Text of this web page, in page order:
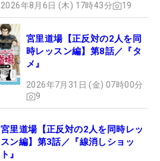
2026年8月6日 (木) 17時43分 19
宮里道場【正反対の2人を同
時レッスン編】第8話／『タ
メ』
2026年7月31日 (金) 07時00分
9
宮里道場【正反対の2人を同時レッ
スン編】第3話／『線消しショッ
ト』